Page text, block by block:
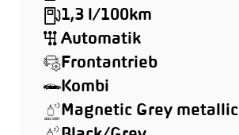
1,3 l/100km
Automatik
Frontantrieb
Kombi
Magnetic Grey metallic